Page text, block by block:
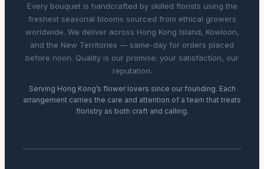
Every bouquet is handcrafted by skilled florists using the
freshest seasonal blooms sourced from ethical growers
worldwide. We deliver across Hong Kong Island, Kowloon,
and the New Territories — same-day for orders placed
before noon. Quality is our promise; your satisfaction, our
reputation.
Serving Hong Kong’s flower lovers since our founding. Each
arrangement carries the care and attention of a team that treats
floristry as both craft and calling.